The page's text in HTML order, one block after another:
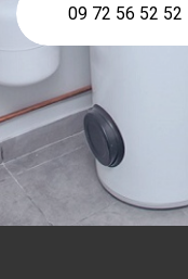
09 72 56 52 52